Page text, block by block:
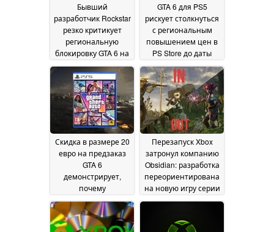
Бывший
разработчик Rockstar
резко критикует
региональную
блокировку GTA 6 на
PS5 и выступает в
защиту дисков,
однако не возлагает
вину на студию30 July
2026
GTA 6 для PS5
рискует столкнуться
с региональным
повышением цен в
PS Store до даты
выпуска, в
результате чего
физическая версия
станет дешевле19
July 2026
Скидка в размере 20
евро на предзаказ
GTA 6
демонстрирует,
почему
исчезновение
физических игр
приводит к
Перезапуск Xbox
затронул компанию
Obsidian: разработка
переориентирована
на новую игру серии
«Fallout» в связи с
«Avowed 2»09 July 2026